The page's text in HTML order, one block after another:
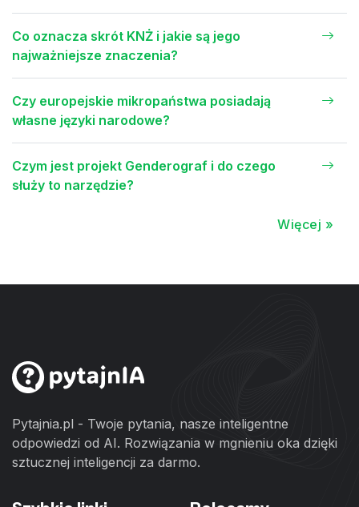
Co oznacza skrót KNŻ i jakie są jego
najważniejsze znaczenia?
Czy europejskie mikropaństwa posiadają
własne języki narodowe?
Czym jest projekt Genderograf i do czego
służy to narzędzie?
Więcej »
Pytajnia.pl - Twoje pytania, nasze inteligentne
odpowiedzi od AI. Rozwiązania w mgnieniu oka dzięki
sztucznej inteligencji za darmo.